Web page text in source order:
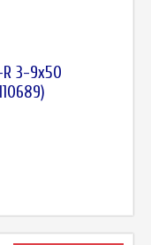
3-9x50